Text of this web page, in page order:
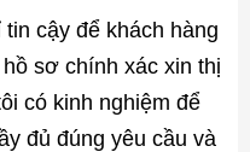
cậy để khách hàng
sơ chính xác xin thị
có kinh nghiệm để
đủ đúng yêu cầu và